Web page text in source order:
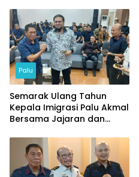
Palu
Semarak Ulang Tahun
Kepala Imigrasi Palu Akmal
Bersama Jajaran dan